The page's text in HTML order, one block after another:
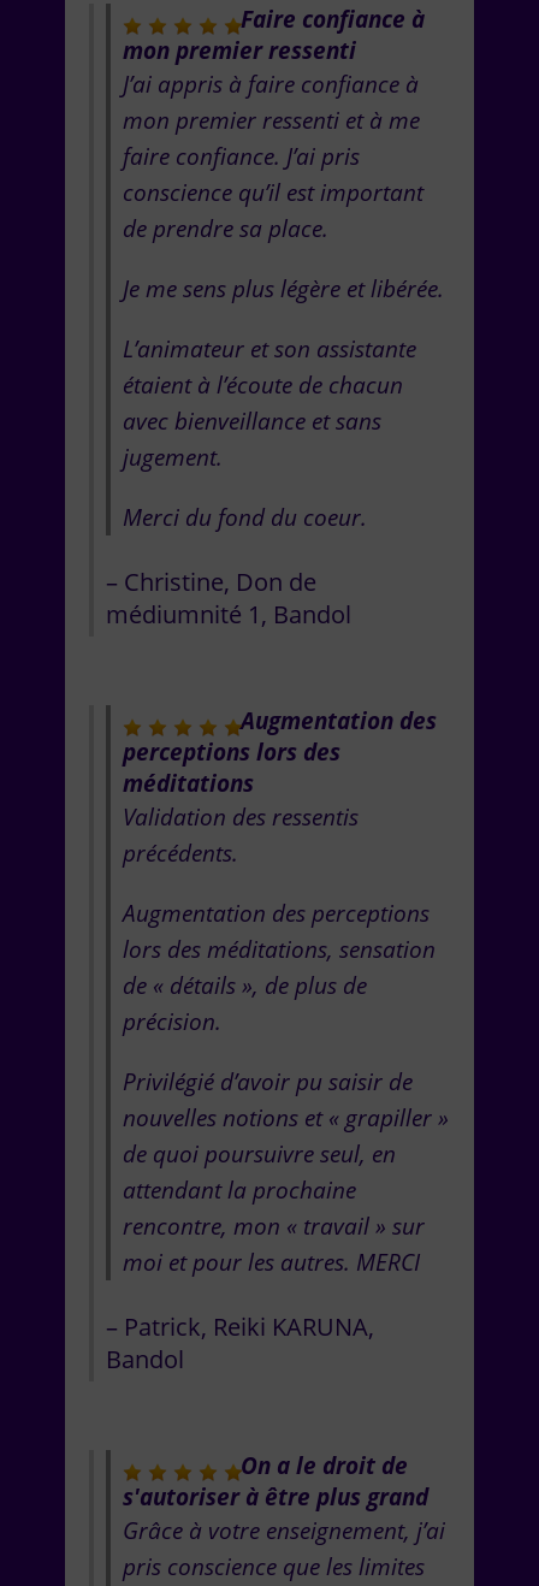
Faire confiance à
mon premier ressenti
J’ai appris à faire confiance à
mon premier ressenti et à me
faire confiance. J’ai pris
conscience qu’il est important
de prendre sa place.
Je me sens plus légère et libérée.
L’animateur et son assistante
étaient à l’écoute de chacun
avec bienveillance et sans
jugement.
Merci du fond du coeur.
Christine Don de
médiumnité 1 Bandol
Augmentation des
perceptions lors des
méditations
Validation des ressentis
précédents.
Augmentation des perceptions
lors des méditations, sensation
de « détails », de plus de
précision.
Privilégié d’avoir pu saisir de
nouvelles notions et « grapiller »
de quoi poursuivre seul, en
attendant la prochaine
rencontre, mon « travail » sur
moi et pour les autres. MERCI
Patrick Reiki KARUNA
Bandol
On a le droit de
s'autoriser à être plus grand
Grâce à votre enseignement, j’ai
pris conscience que les limites